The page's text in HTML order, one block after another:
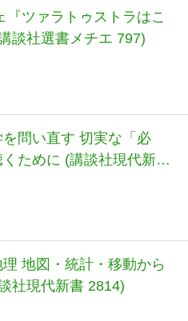
『ツァラトゥストラはこ
談社選書メチエ 797)
問い直す 切実な「必
ために (講談社現代新書
地図・統計・移動から
社現代新書 2814)